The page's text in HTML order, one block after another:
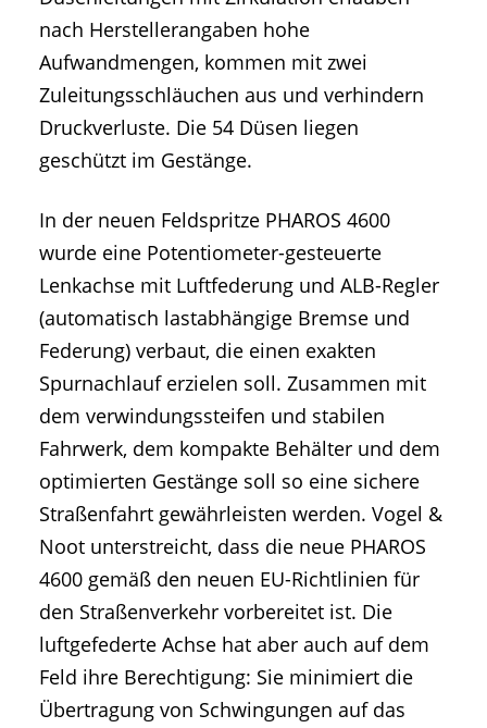
nach Herstellerangaben hohe
Aufwandmengen, kommen mit zwei
Zuleitungsschläuchen aus und verhindern
Druckverluste. Die 54 Düsen liegen
geschützt im Gestänge.
In der neuen Feldspritze PHAROS 4600
wurde eine Potentiometer-gesteuerte
Lenkachse mit Luftfederung und ALB-Regler
(automatisch lastabhängige Bremse und
Federung) verbaut, die einen exakten
Spurnachlauf erzielen soll. Zusammen mit
dem verwindungssteifen und stabilen
Fahrwerk, dem kompakte Behälter und dem
optimierten Gestänge soll so eine sichere
Straßenfahrt gewährleisten werden. Vogel &
Noot unterstreicht, dass die neue PHAROS
4600 gemäß den neuen EU-Richtlinien für
den Straßenverkehr vorbereitet ist. Die
luftgefederte Achse hat aber auch auf dem
Feld ihre Berechtigung: Sie minimiert die
Übertragung von Schwingungen auf das